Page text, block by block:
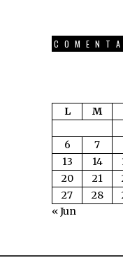
L
M
6
7
13
14
20
21
27
28
« Jun